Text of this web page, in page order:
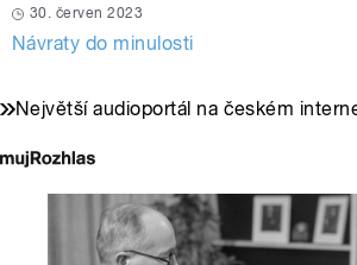
30. červen 2023
Návraty do minulosti
Největší audioportál na českém